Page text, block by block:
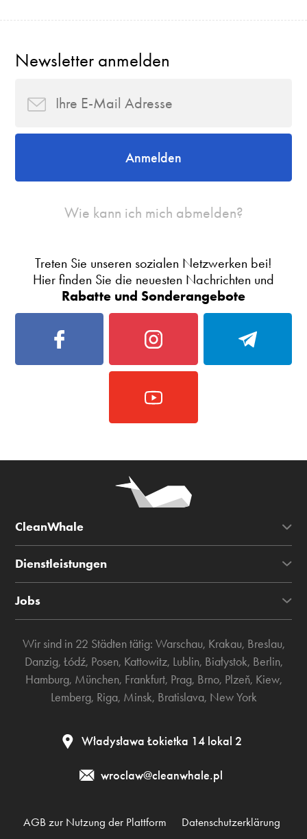
Newsletter anmelden
Anmelden
Wie kann ich mich abmelden?
Treten Sie unseren sozialen Netzwerken bei!
Hier finden Sie die neuesten Nachrichten und
Rabatte und Sonderangebote
CleanWhale
Dienstleistungen
Jobs
Wir sind in 22 Städten tätig: Warschau, Krakau, Breslau,
Danzig, Łódź, Posen, Kattowitz, Lublin, Białystok, Berlin,
Hamburg, München, Frankfurt, Prag, Brno, Plzeň, Kiew,
Lemberg, Riga, Minsk, Bratislava, New York
Władysława Łokietka 14 lokal 2
wroclaw@cleanwhale.pl
AGB zur Nutzung der Plattform Datenschutzerklärung